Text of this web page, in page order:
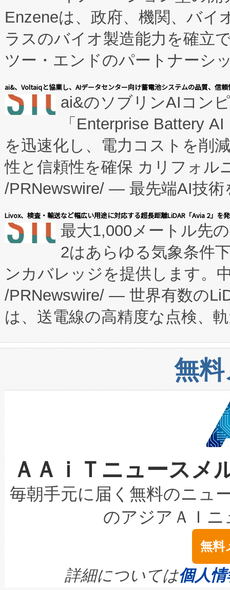
Enzeneは、政府、機関、バイ
ラスのバイオ製造能力を確立
ツー・エンドのパートナーシ
表しました。 同社の実績ある
manufacturing™ (FCCM™) プ
たNeXは、バイオ医薬品製造
従来のフェッドバッチ施設の
に、患者やサプライチェーン
キー方式で拡張性が高く、持
す。FCCM‑を活用した現地生
患者にとっての費用負担を大
のアクセスを大幅に拡大する
Fully-Connected Continuous
プログラムには、施設設計・
に関する技術移転および知的
構造化トレーニングカリキュ
上げおよび商用化段階におけ
設備整備および立ち上げ調整
加組織は、Enzeneのバイオ
選定された製品について、自
取得できる可能性もあります
設には、3億～4億ドルかか
最高経営責任者（CEO）であ
す。「当社のfully-connected
ームを利用すれば、6,000万
きます。この効率性は、フェ
ai&、Voltaiqと協業し、AIデータセンター向け蓄電池システムの品質、信
ai&のソブリンAIコン
「Enterprise Battery
を迅速化し、電力コストを削
性と信頼性を確保 カリフォル
/PRNewswire/ — 最先端AI技術
会社エーアイ・アンド：本社
President原信平）と、エンタ
ードするVoltaiqは、日本にあ
ーエネルギー貯蔵システム（
た。 Voltaiq独自のAI搭載プラ
定、統合、導入、運用に至る
安全性を追跡し、確保する事
増加しているデータセンター
る電力網に大きな負担をかけ
事業者の負担軽減という課題
系統連系を迅速にし、ピーク
限を超えて利用可能な電力容
持できるよう貢献します。こ
ービスレベル契約（SLA）違
テリー性能の劣化によるダウ
念は、現在データセンターが
ます。 Voltaiq provides a
quality and reliability for AI
Livox、検査・輸送など幅広い用途に対応する超長距離LiDAR「Avia 2」を
最大1,000メートル先
2はあらゆる気象条件
ンカバレッジを提供します。
/PRNewswire/ — 世界有数の
は、送電線の高精度な点検、
や穀物倉庫におけるバルク材
リューション「Avia 2」を発
したAvia 2は、1,000メート
狭視野のFOVを切り替えるこ
ケーブル、枝などの細かな対
なレーザースポットにより、
な環境下でも豊かなディテー
キロメートル範囲を検出
LiDAR for Inspections,
は1535 nmレーザーを搭載。
イズの小径化を実現すること
す。ノーマルモードでは、
無
ＡＡｉＴニュース
毎朝手元に届く無料のニュ
のアジアＡＩ
無料
詳細については個人